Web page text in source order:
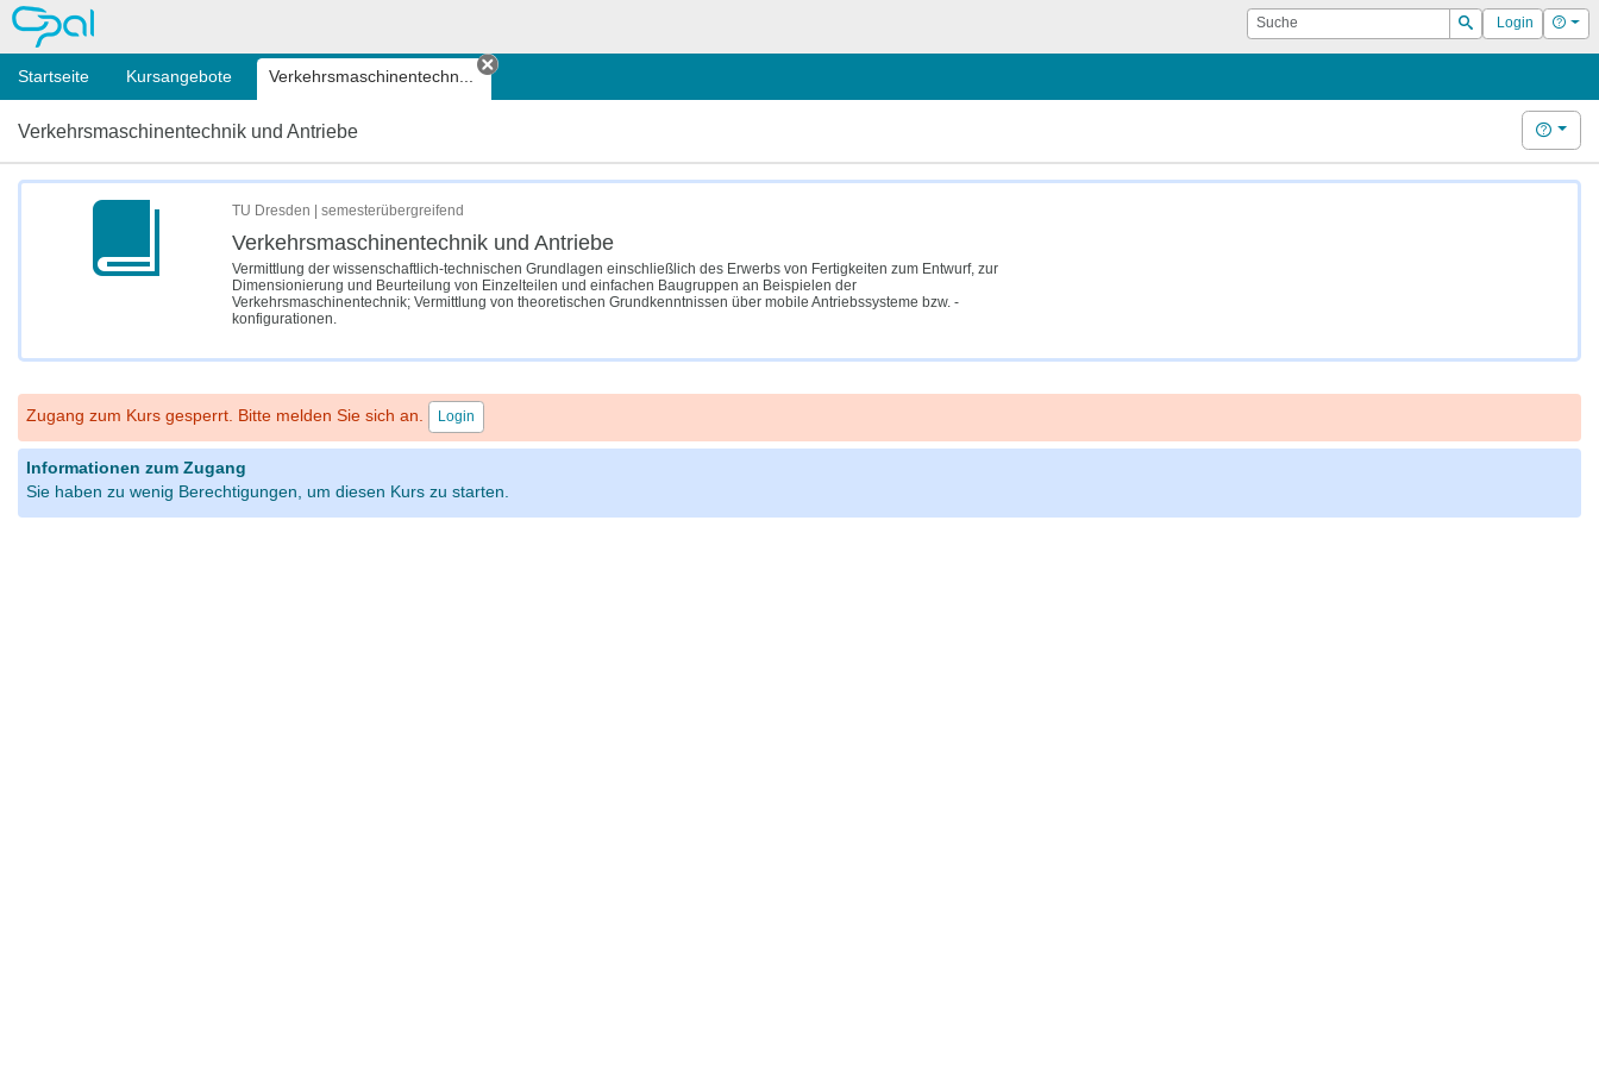
OPAL Suche
Suchen
Login Hilfe
Startseite Kursangebote Verkehrsmaschinentechn...
Tab schließen
Verkehrsmaschinentechnik und Antriebe Hilfe
TU Dresden | semesterübergreifend
Verkehrsmaschinentechnik und Antriebe
Vermittlung der wissenschaftlich-technischen Grundlagen einschließlich des Erwerbs von Fertigkeiten zum Entwurf, zur
Dimensionierung und Beurteilung von Einzelteilen und einfachen Baugruppen an Beispielen der
Verkehrsmaschinentechnik; Vermittlung von theoretischen Grundkenntnissen über mobile Antriebssysteme bzw. -
konfigurationen.
Zugang zum Kurs gesperrt. Bitte melden Sie sich an. Login
Informationen zum Zugang
Sie haben zu wenig Berechtigungen, um diesen Kurs zu starten.